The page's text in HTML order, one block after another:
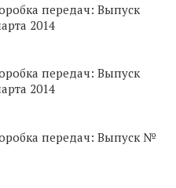
передач: Выпуск
2014
передач: Выпуск
2014
передач: Выпуск №